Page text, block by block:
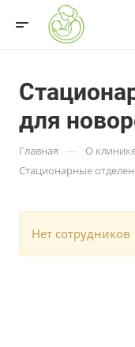
для
Главная — О
Стационарные
Нет сотрудников